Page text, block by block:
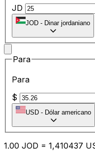
JD
JOD - Dinar jordaniano
Para
Para
$
USD - Dólar americano
1.00 JOD = 1,410437